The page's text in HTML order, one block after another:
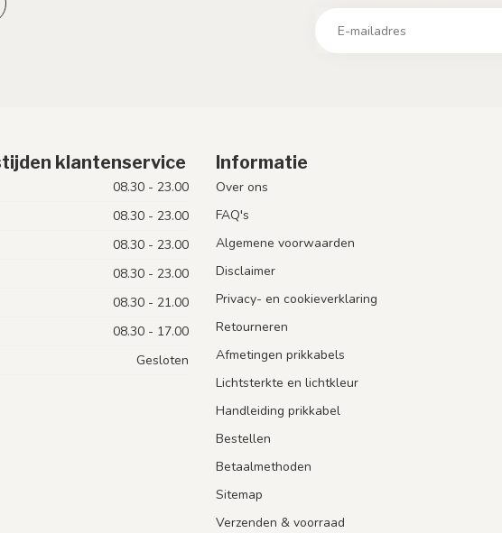
klantenservice
08.30 - 23.00
08.30 - 23.00
08.30 - 23.00
08.30 - 23.00
08.30 - 21.00
08.30 - 17.00
Gesloten
Informatie
Over ons
FAQ's
Algemene voorwaarden
Disclaimer
Privacy- en cookieverklaring
Retourneren
Afmetingen prikkabels
Lichtsterkte en lichtkleur
Handleiding prikkabel
Bestellen
Betaalmethoden
Sitemap
Verzenden & voorraad